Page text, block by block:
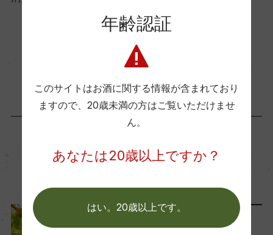
ー
(2023)ムンダス・ヴィニ 2024 金賞/Best of Show
Rias Baixas/ワイン・インターナショナル・コンペ
ティション バッカス 2024 金賞/プレミオス・バコ
2024 金賞
海外ワイン専門誌評価歴
トキン 2024」 91点
お取り寄せ可能店一覧はこちら
この商品に関連する記事
年齢認証
このサイトはお酒に関する情報が含まれており
ますので、 20歳未満の方はご覧いただけませ
ん。
あなたは20歳以上ですか？
はい。20歳以上です。